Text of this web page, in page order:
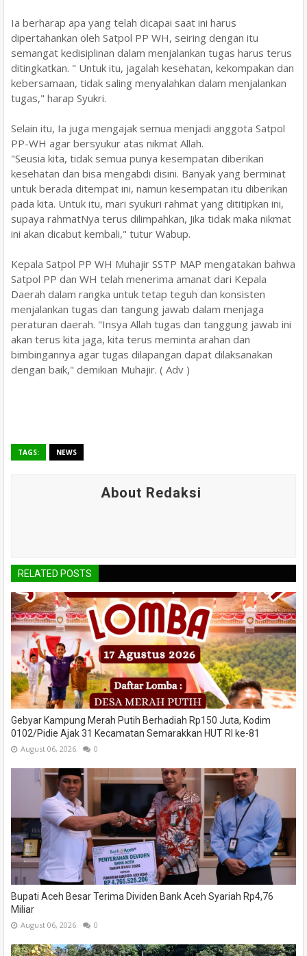
Ia berharap apa yang telah dicapai saat ini harus
dipertahankan oleh Satpol PP WH, seiring dengan itu
semangat kedisiplinan dalam menjalankan tugas harus terus
ditingkatkan. " Untuk itu, jagalah kesehatan, kekompakan dan
kebersamaan, tidak saling menyalahkan dalam menjalankan
tugas," harap Syukri.
Selain itu, Ia juga mengajak semua menjadi anggota Satpol
PP-WH agar bersyukur atas nikmat Allah.
"Seusia kita, tidak semua punya kesempatan diberikan
kesehatan dan bisa mengabdi disini. Banyak yang berminat
untuk berada ditempat ini, namun kesempatan itu diberikan
pada kita. Untuk itu, mari syukuri rahmat yang dititipkan ini,
supaya rahmatNya terus dilimpahkan, Jika tidak maka nikmat
ini akan dicabut kembali," tutur Wabup.
Kepala Satpol PP WH Muhajir SSTP MAP mengatakan bahwa
Satpol PP dan WH telah menerima amanat dari Kepala
Daerah dalam rangka untuk tetap teguh dan konsisten
menjalankan tugas dan tangung jawab dalam menjaga
peraturan daerah. "Insya Allah tugas dan tanggung jawab ini
akan terus kita jaga, kita terus meminta arahan dan
bimbingannya agar tugas dilapangan dapat dilaksanakan
dengan baik," demikian Muhajir. ( Adv )
TAGS: NEWS
About Redaksi
RELATED POSTS
Gebyar Kampung Merah Putih Berhadiah Rp150 Juta, Kodim
0102/Pidie Ajak 31 Kecamatan Semarakkan HUT RI ke-81
August 06, 2026 0
Bupati Aceh Besar Terima Dividen Bank Aceh Syariah Rp4,76
Miliar
August 06, 2026 0